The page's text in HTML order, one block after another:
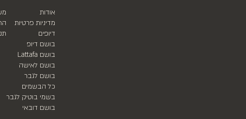
אודות
מדיניות פרטיות
דיופים
בושם דיופ
בושם Lattafa
בושם לאישה
בושם לגבר
כל הבשמים
בשמי בוטיק לגבר
בושם דובאי